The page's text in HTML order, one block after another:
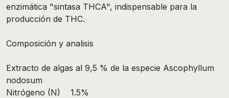
enzimática "sintasa THCA", indispensable para la
producción de THC.
Composición y analisis
Extracto de algas al 9,5 % de la especie Ascophyllum
nodosum
Nitrógeno (N) 1.5%